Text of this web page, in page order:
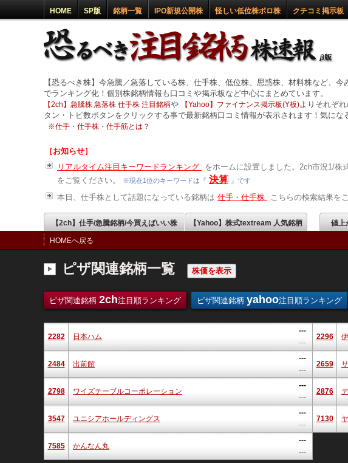
HOME SP版 銘柄一覧 IPO新規公開株 怪しい低位株ボロ株 クチコミ掲示板
【恐るべき株】今急騰／急落している株、仕手株、低位株、思惑株、材料株など、
でランキング化！個別株銘柄情報も口コミや掲示板など中心にまとめています。
【2ch】急騰株 急落株 仕手株 注目銘柄や 【Yahoo】ファイナンス掲示板(Y板)よりそれぞ
タン・トピ数ボタンをクリックする事で最新銘柄口コミ情報が表示されます！気にな
※仕手・仕手株・仕手筋とは？
［お知らせ］
リアルタイム注目キーワードランキング
をホームに設置しました。2ch市況1/株
をご覧ください。
※現在1位のキーワードは『 決算 』です
本日、仕手株として話題になっている銘柄は 仕手・仕手株 こちらの検索結果を
【2ch】仕手/急騰銘柄/今買えばいい株 【Yahoo】株式textream 人気銘柄 値上
HOMEへ戻る
ピザ関連銘柄一覧
ピザ関連銘柄 2ch注目順ランキング ピザ関連銘柄 yahoo注目順ランキング
2282 日本ハム
---
---
2296
2484 出前館
---
---
2659
2798 ワイズテーブルコーポレーション
---
---
2876
3547 ユニシアホールディングス
---
---
7130
7585 かんなん丸
---
---